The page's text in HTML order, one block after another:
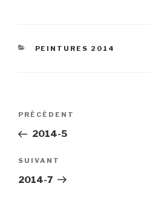
CATÉGORIES
PEINTURES 2014
Navigation
l’article
Article
précédent
PRÉCÉDENT
2014-5
Article
suivant
SUIVANT
2014-7